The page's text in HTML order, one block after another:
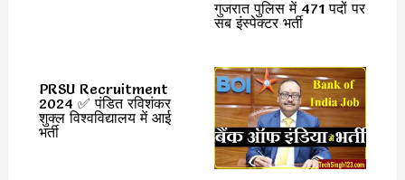
गुजरात पुलिस में 471 पदों पर
सब इंस्पेक्टर भर्ती
PRSU Recruitment
2024 ✅ पंडित रविशंकर
शुक्ल विश्वविद्यालय में आई
भर्ती